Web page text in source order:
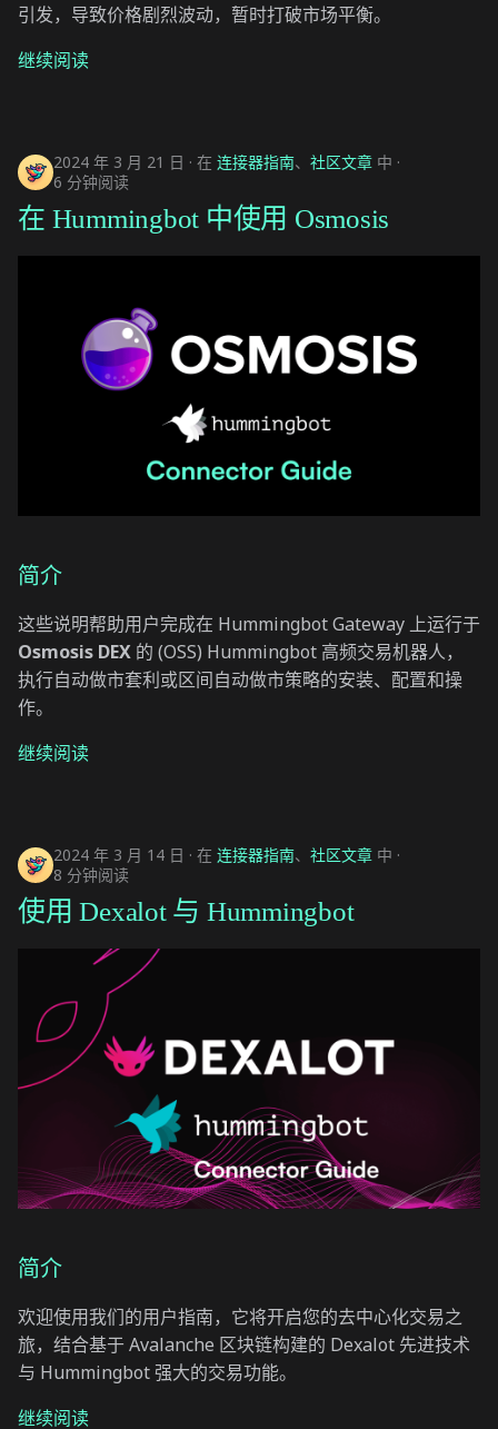
引发，导致价格剧烈波动，暂时打破市场平衡。
继续阅读
2024 年 3 月 21 日 在 连接器指南、 社区文章 中
6 分钟阅读
在 Hummingbot 中使用 Osmosis
简介
这些说明帮助用户完成在 Hummingbot Gateway 上运行于
Osmosis DEX 的 (OSS) Hummingbot 高频交易机器人，
执行自动做市套利或区间自动做市策略的安装、配置和操
作。
继续阅读
2024 年 3 月 14 日 在 连接器指南、 社区文章 中
8 分钟阅读
使用 Dexalot 与 Hummingbot
简介
欢迎使用我们的用户指南，它将开启您的去中心化交易之
旅，结合基于 Avalanche 区块链构建的 Dexalot 先进技术
与 Hummingbot 强大的交易功能。
继续阅读